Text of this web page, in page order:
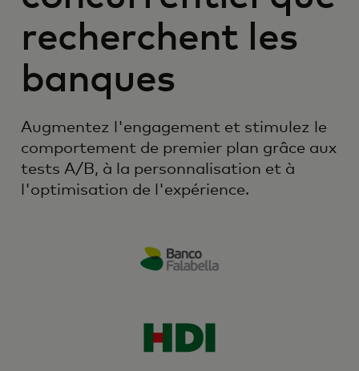
recherchent les
banques
Augmentez l'engagement et stimulez le
comportement de premier plan grâce aux
tests A/B, à la personnalisation et à
l'optimisation de l'expérience.